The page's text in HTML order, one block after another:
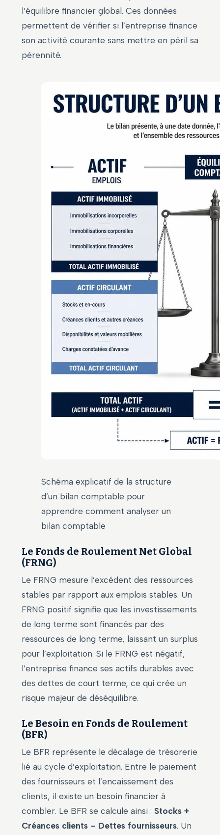
l’équilibre financier global. Ces données
permettent de vérifier si l’entreprise finance
son activité courante sans mettre en péril sa
pérennité.
Schéma explicatif de la structure
d’un bilan comptable pour
apprendre comment analyser un
bilan comptable
Le Fonds de Roulement Net Global
(FRNG)
Le FRNG mesure l’excédent des ressources
stables par rapport aux emplois stables. Un
FRNG positif signifie que les investissements
de long terme sont financés par des
ressources de long terme, laissant un surplus
pour l’exploitation. Si le FRNG est négatif,
l’entreprise finance ses actifs durables avec
des dettes de court terme, ce qui crée un
risque majeur de déséquilibre.
Le Besoin en Fonds de Roulement
(BFR)
Le BFR représente le décalage de trésorerie
lié au cycle d’exploitation. Entre le paiement
des fournisseurs et l’encaissement des
clients, il existe un besoin financier à
combler. Le BFR se calcule ainsi : Stocks +
Créances clients – Dettes fournisseurs. Un